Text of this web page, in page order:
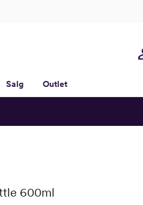
Salg Outlet
600ml